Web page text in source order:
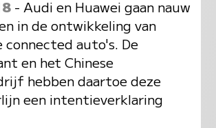
- Audi en Huawei gaan nauw
in de ontwikkeling van
auto's. De
en het Chinese
hebben daartoe deze
een intentieverklaring